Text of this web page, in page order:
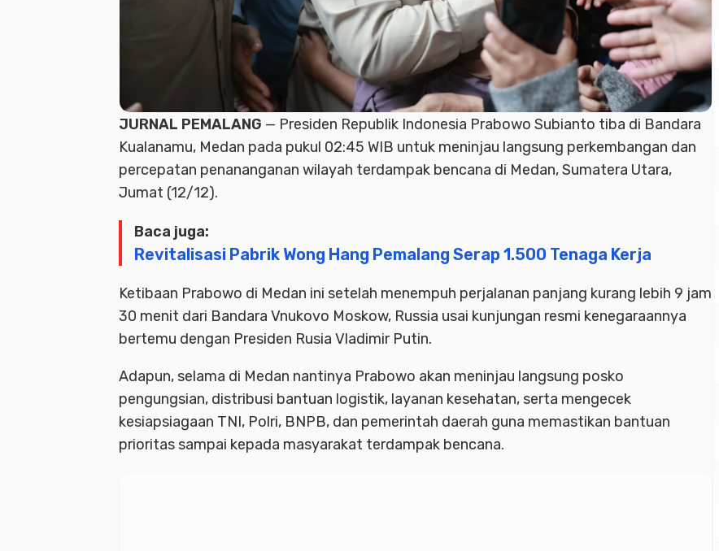
JURNAL PEMALANG — Presiden Republik Indonesia Prabowo Subianto tiba di Bandara
Kualanamu, Medan pada pukul 02:45 WIB untuk meninjau langsung perkembangan dan
percepatan penananganan wilayah terdampak bencana di Medan, Sumatera Utara,
Jumat (12/12).
Baca juga:
Revitalisasi Pabrik Wong Hang Pemalang Serap 1.500 Tenaga Kerja
Ketibaan Prabowo di Medan ini setelah menempuh perjalanan panjang kurang lebih 9 jam
30 menit dari Bandara Vnukovo Moskow, Russia usai kunjungan resmi kenegaraannya
bertemu dengan Presiden Rusia Vladimir Putin.
Adapun, selama di Medan nantinya Prabowo akan meninjau langsung posko
pengungsian, distribusi bantuan logistik, layanan kesehatan, serta mengecek
kesiapsiagaan TNI, Polri, BNPB, dan pemerintah daerah guna memastikan bantuan
prioritas sampai kepada masyarakat terdampak bencana.